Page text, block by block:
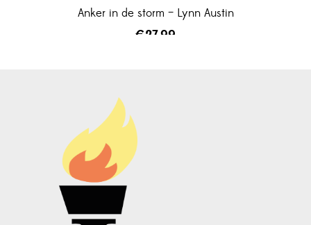
Anker in de storm – Lynn Austin
€27,99